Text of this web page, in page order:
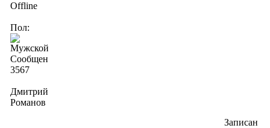
Offline
Пол:
Сообщений:
3567
Дмитрий
Романов
Записан